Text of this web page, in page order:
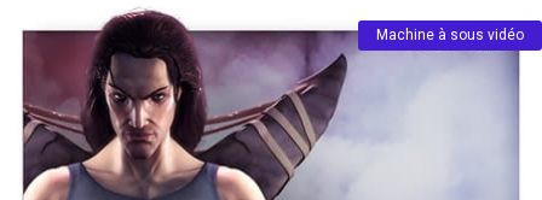
Machine à sous vidéo